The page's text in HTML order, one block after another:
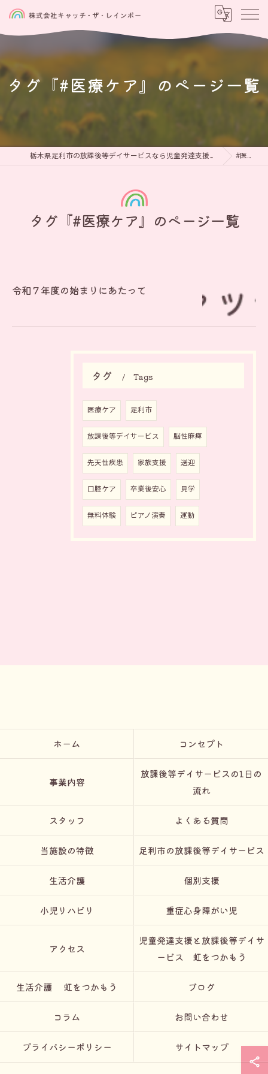
タグ『#医療ケア』のページ一覧
栃木県足利市の放課後等デイサービスなら児童発達支援と放課後等デイサービス 虹をつかもう #医療ケア
タグ『#医療ケア』のページ一覧
令和７年度の始まりにあたって
タグ Tags
医療ケア 足利市
放課後等デイサービス 脳性麻痺
先天性疾患 家族支援 送迎
口腔ケア 卒業後安心 見学
無料体験 ピアノ演奏 運動
ホーム コンセプト
事業内容
放課後等デイサービスの1日の
流れ
スタッフ よくある質問
当施設の特徴 足利市の放課後等デイサービス
生活介護 個別支援
小児リハビリ 重症心身障がい児
アクセス
児童発達支援と放課後等デイサ
ービス 虹をつかもう
生活介護 虹をつかもう ブログ
コラム お問い合わせ
プライバシーポリシー サイトマップ